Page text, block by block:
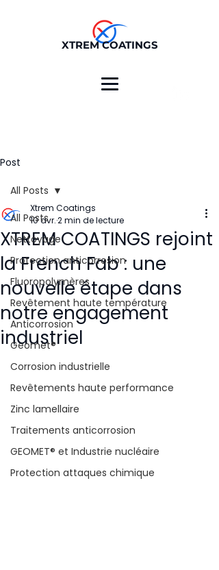
XTREM COATINGS
Post
All Posts
Nettoyage
Protection anticorrosion
Fluoropolymères
Revêtement haute température
Anticorrosion
Geomet®
Corrosion industrielle
Revêtements haute performance
Zinc lamellaire
Traitements anticorrosion
GEOMET® et Industrie nucléaire
Protection attaques chimique
All Posts
XTREM COATINGS rejoint
la French Fab : une
nouvelle étape dans
notre engagement
industriel
Xtrem Coatings
10 avr.2 min de lecture